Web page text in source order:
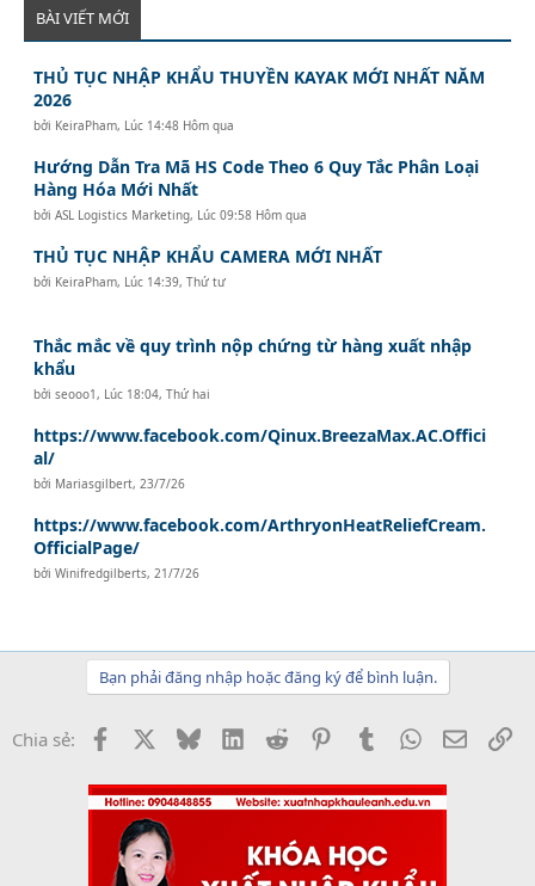
BÀI VIẾT MỚI
THỦ TỤC NHẬP KHẨU THUYỀN KAYAK MỚI NHẤT NĂM
2026
bởi KeiraPham, Lúc 14:48 Hôm qua
Hướng Dẫn Tra Mã HS Code Theo 6 Quy Tắc Phân Loại
Hàng Hóa Mới Nhất
bởiASL Logistics Marketing, Lúc 09:58 Hôm qua
THỦ TỤC NHẬP KHẨU CAMERA MỚI NHẤT
bởi KeiraPham, Lúc 14:39, Thứ tư
Thắc mắc về quy trình nộp chứng từ hàng xuất nhập
khẩu
bởiseooo1, Lúc 18:04, Thứ hai
https://www.facebook.com/Qinux.BreezaMax.AC.Offici
al/
bởi Mariasgilbert,23/7/26
https://www.facebook.com/ArthryonHeatReliefCream.
OfficialPage/
bởiWinifredgilberts,21/7/26
Bạn phải đăng nhập hoặc đăng ký để bình luận.
Chia sẻ: Facebook BlueskyLinkedInReddit PinterestTumblrWhatsApp
Email